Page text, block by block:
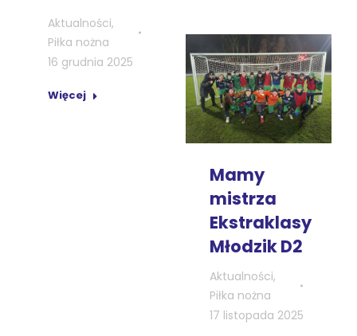
Aktualności,
Piłka nożna
16 grudnia 2025
Więcej
Mamy
mistrza
Ekstraklasy
Młodzik D2
Aktualności,
Piłka nożna
17 listopada 2025